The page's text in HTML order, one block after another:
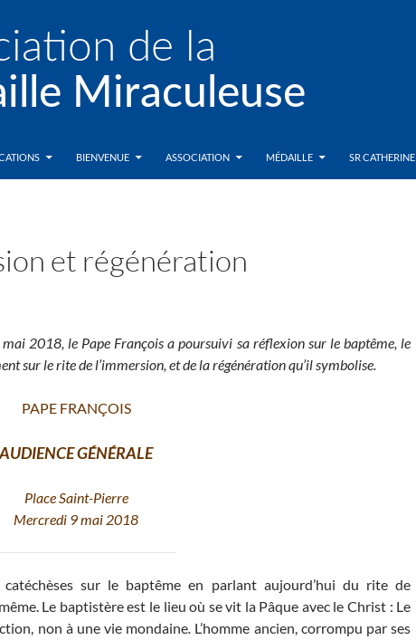
BIENVENUE ASSOCIATION MÉDAILLE SR CATHERINE
et régénération
mai 2018, le Pape François a poursuivi sa réflexion sur le baptême, le
sur le rite de l’immersion, et de la régénération qu’il symbolise.
PAPE FRANÇOIS
AUDIENCE GÉNÉRALE
Place Saint-Pierre
Mercredi 9 mai 2018
sur le baptême en parlant aujourd’hui du rite de
Le baptistère est le lieu où se vit la Pâque avec le Christ : Le
non à une vie mondaine. L’homme ancien, corrompu par ses